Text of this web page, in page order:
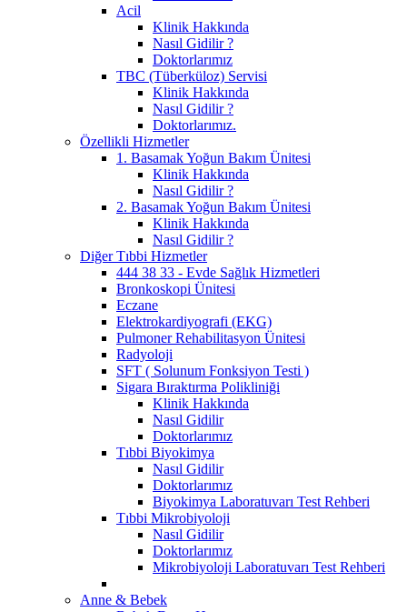
Acil
Klinik Hakkında
Nasıl Gidilir ?
Doktorlarımız
TBC (Tüberküloz) Servisi
Klinik Hakkında
Nasıl Gidilir ?
Doktorlarımız.
Özellikli Hizmetler
1. Basamak Yoğun Bakım Ünitesi
Klinik Hakkında
Nasıl Gidilir ?
2. Basamak Yoğun Bakım Ünitesi
Klinik Hakkında
Nasıl Gidilir ?
Diğer Tıbbi Hizmetler
444 38 33 - Evde Sağlık Hizmetleri
Bronkoskopi Ünitesi
Eczane
Elektrokardiyografi (EKG)
Pulmoner Rehabilitasyon Ünitesi
Radyoloji
SFT ( Solunum Fonksiyon Testi )
Sigara Bıraktırma Polikliniği
Klinik Hakkında
Nasıl Gidilir
Doktorlarımız
Tıbbi Biyokimya
Nasıl Gidilir
Doktorlarımız
Biyokimya Laboratuvarı Test Rehberi
Tıbbi Mikrobiyoloji
Nasıl Gidilir
Doktorlarımız
Mikrobiyoloji Laboratuvarı Test Rehberi
Anne & Bebek